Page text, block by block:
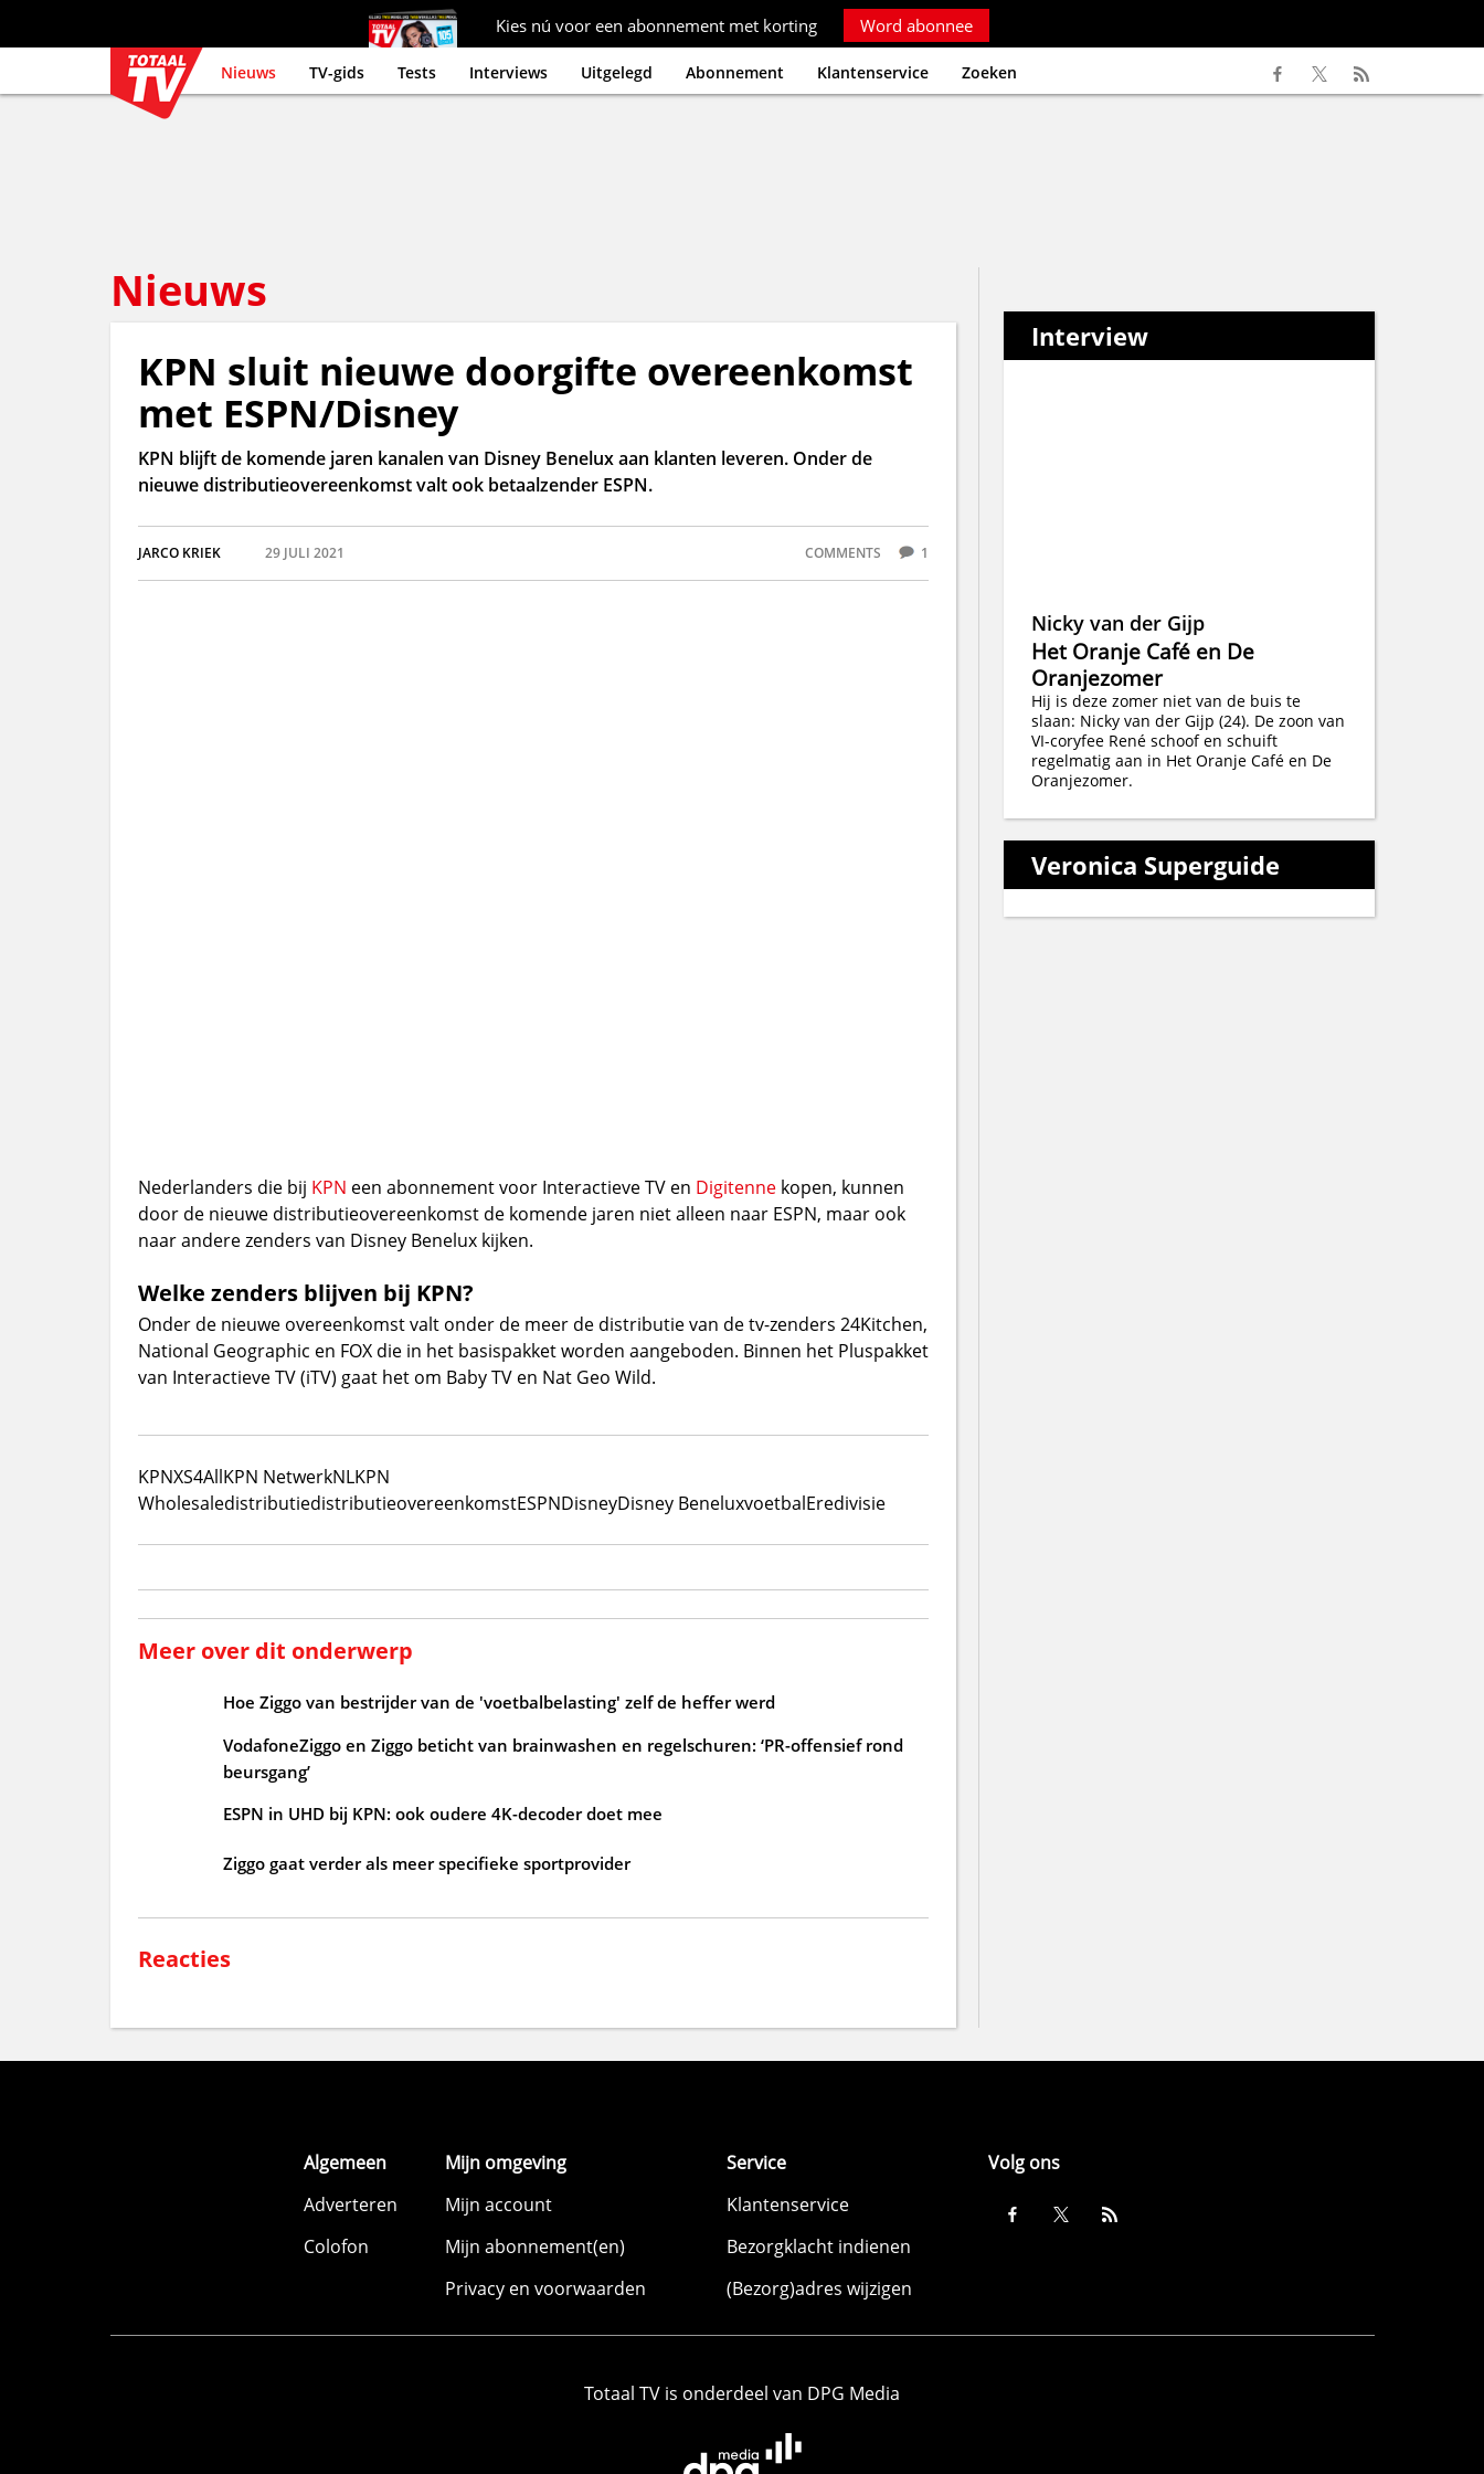
Kies nú voor een abonnement met korting Word abonnee
Nieuws TV-gids Tests Interviews Uitgelegd Abonnement Klantenservice Zoeken
Nieuws
KPN sluit nieuwe doorgifte overeenkomst
met ESPN/Disney
KPN blijft de komende jaren kanalen van Disney Benelux aan klanten leveren. Onder de
nieuwe distributieovereenkomst valt ook betaalzender ESPN.
JARCO KRIEK 29 JULI 2021 COMMENTS 1
Nederlanders die bij KPN een abonnement voor Interactieve TV en Digitennekopen, kunnen
door de nieuwe distributieovereenkomst de komende jaren niet alleen naar ESPN, maar ook
naar andere zenders van Disney Benelux kijken.
Welke zenders blijven bij KPN?
Onder de nieuwe overeenkomst valt onder de meer de distributie van de tv-zenders 24Kitchen,
National Geographic en FOX die in het basispakket worden aangeboden. Binnen het Pluspakket
van Interactieve TV (iTV) gaat het om Baby TV en Nat Geo Wild.
KPNXS4AllKPN NetwerkNLKPN
WholesaledistributiedistributieovereenkomstESPNDisneyDisney BeneluxvoetbalEredivisie
Meer over dit onderwerp
Hoe Ziggo van bestrijder van de 'voetbalbelasting' zelf de heffer werd
VodafoneZiggo en Ziggo beticht van brainwashen en regelschuren: ‘PR-offensief rond
beursgang’
ESPN in UHD bij KPN: ook oudere 4K-decoder doet mee
Ziggo gaat verder als meer specifieke sportprovider
Reacties
Interview
Nicky van der Gijp
Het Oranje Café en De
Oranjezomer
Hij is deze zomer niet van de buis te
slaan: Nicky van der Gijp (24). De zoon van
VI-coryfee René schoof en schuift
regelmatig aan in Het Oranje Café en De
Oranjezomer.
Veronica Superguide
Algemeen
Adverteren
Colofon
Mijn omgeving
Mijn account
Mijn abonnement(en)
Privacy en voorwaarden
Service
Klantenservice
Bezorgklacht indienen
(Bezorg)adres wijzigen
Volg ons
Totaal TV is onderdeel van DPG Media